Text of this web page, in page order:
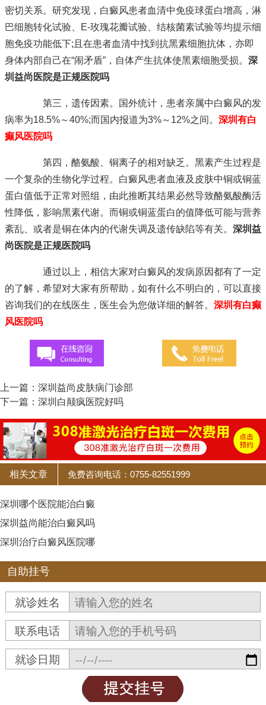
密切关系。研究发现，白癜风患者血清中免疫球蛋白增高，淋
巴细胞转化试验、E-玫瑰花瓣试验、结核菌素试验等均提示细
胞免疫功能低下;且在患者血清中找到抗黑素细胞抗体，亦即
身体内部自己在“闹矛盾”，自体产生抗体使黑素细胞受损。 深
圳益尚医院是正规医院吗
第三，遗传因素。国外统计，患者亲属中白癜风的发
病率为18.5%～40%;而国内报道为3%～12%之间。 深圳有白
癫风医院吗
第四，酪氨酸、铜离子的相对缺乏。黑素产生过程是
一个复杂的生物化学过程。白癜风患者血液及皮肤中铜或铜蓝
蛋白值低于正常对照组，由此推断其结果必然导致酪氨酸酶活
性降低，影响黑素代谢。而铜或铜蓝蛋白的值降低可能与营养
紊乱、或者是铜在体内的代谢失调及遗传缺陷等有关。 深圳益
尚医院是正规医院吗
通过以上，相信大家对白癜风的发病原因都有了一定
的了解，希望对大家有所帮助，如有什么不明白的，可以直接
咨询我们的在线医生，医生会为您做详细的解答。 深圳有白癫
风医院吗
上一篇： 深圳益尚皮肤病门诊部
下一篇： 深圳白颠疯医院好吗
相关文章 免费咨询电话：0755-82551999
深圳哪个医院能治白癜
深圳益尚能治白癜风吗
深圳治疗白癜风医院哪
自助挂号
就诊姓名
联系电话
就诊日期